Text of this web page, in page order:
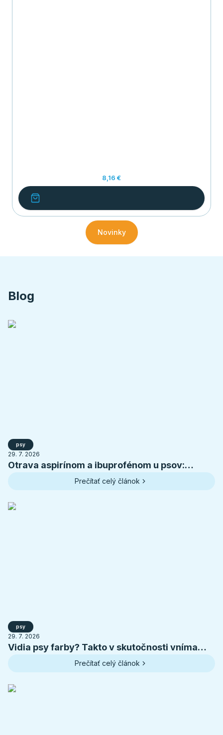
8,16 €
Novinky
Blog
psy
29. 7. 2026
Otrava aspirínom a ibuprofénom u psov:
príznaky, toxické dávky a prvá pomoc
Prečítať celý článok
psy
29. 7. 2026
Vidia psy farby? Takto v skutočnosti vníma
Prečítať celý článok